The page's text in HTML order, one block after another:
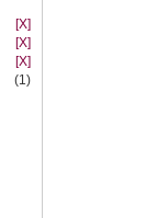
[X]
[X]
[X]
(1)